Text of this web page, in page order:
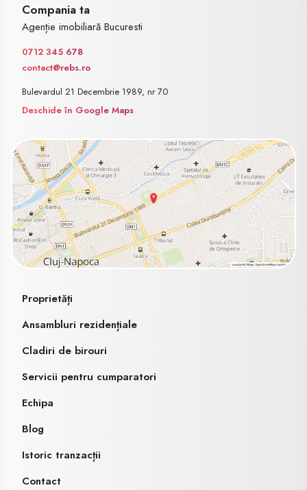
Compania ta
Agenție imobiliară Bucuresti
0712 345 678
contact@rebs.ro
Bulevardul 21 Decembrie 1989, nr 70
Deschide în Google Maps
Proprietăți
Ansambluri rezidențiale
Cladiri de birouri
Servicii pentru cumparatori
Echipa
Blog
Istoric tranzacții
Contact